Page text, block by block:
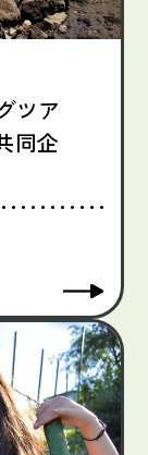
ツア
同企